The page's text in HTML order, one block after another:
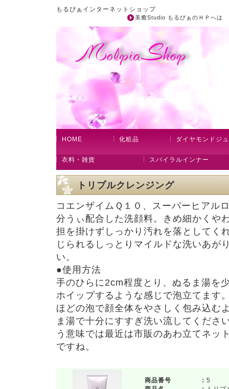
もるぴぁインターネットショップ
美癒Studio もるぴぁのＨＰへは
HOME 化粧品 ダイヤモンドジ
衣料・雑貨 スパイラルインナー
トリプルクレンジング
コエンザイムＱ１０、スーパーヒアル
分うぃ配合した洗顔料。きめ細かくや
担を掛けずしっかり汚れを落としてく
じられるしっとりマイルドな洗いあが
い。
●使用方法
手のひらに2cm程度とり、ぬるま湯を
ホイップするような感じで泡立てます
ほどの泡で顔全体をやさしく包み込む
ま湯で十分にすすぎ洗い流してくださ
う意味では最近は市販のあわ立てネッ
ですね。
商品番号 ： 5